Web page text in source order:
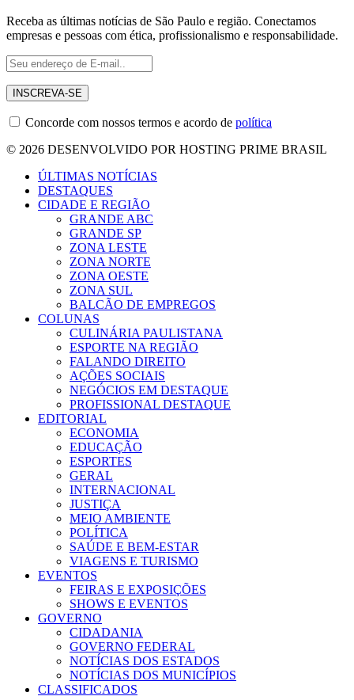
Receba as últimas notícias de São Paulo e região. Conectamos
empresas e pessoas com ética, profissionalismo e responsabilidade.
Concorde com nossos termos e acordo de política
© 2026 DESENVOLVIDO POR HOSTING PRIME BRASIL
ÚLTIMAS NOTÍCIAS
DESTAQUES
CIDADE E REGIÃO
GRANDE ABC
GRANDE SP
ZONA LESTE
ZONA NORTE
ZONA OESTE
ZONA SUL
BALCÃO DE EMPREGOS
COLUNAS
CULINÁRIA PAULISTANA
ESPORTE NA REGIÃO
FALANDO DIREITO
AÇÕES SOCIAIS
NEGÓCIOS EM DESTAQUE
PROFISSIONAL DESTAQUE
EDITORIAL
ECONOMIA
EDUCAÇÃO
ESPORTES
GERAL
INTERNACIONAL
JUSTIÇA
MEIO AMBIENTE
POLÍTICA
SAÚDE E BEM-ESTAR
VIAGENS E TURISMO
EVENTOS
FEIRAS E EXPOSIÇÕES
SHOWS E EVENTOS
GOVERNO
CIDADANIA
GOVERNO FEDERAL
NOTÍCIAS DOS ESTADOS
NOTÍCIAS DOS MUNICÍPIOS
CLASSIFICADOS